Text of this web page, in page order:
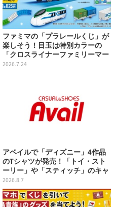
ファミマの「プラレールくじ」が
楽しそう！目玉は特別カラーの
「クロスライナーファミリーマー
ト号」、その他ライナップも注目
2026.7.24
アベイルで「ディズニー」4作品
のTシャツが発売！「トイ・スト
ーリー」や「スティッチ」のキャ
ラを刺しゅうでデザイン
2026.8.7